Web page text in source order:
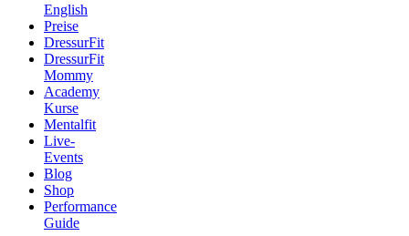
English
Preise
DressurFit
DressurFit
Mommy
Academy
Kurse
Mentalfit
Live-
Events
Blog
Shop
Performance
Guide